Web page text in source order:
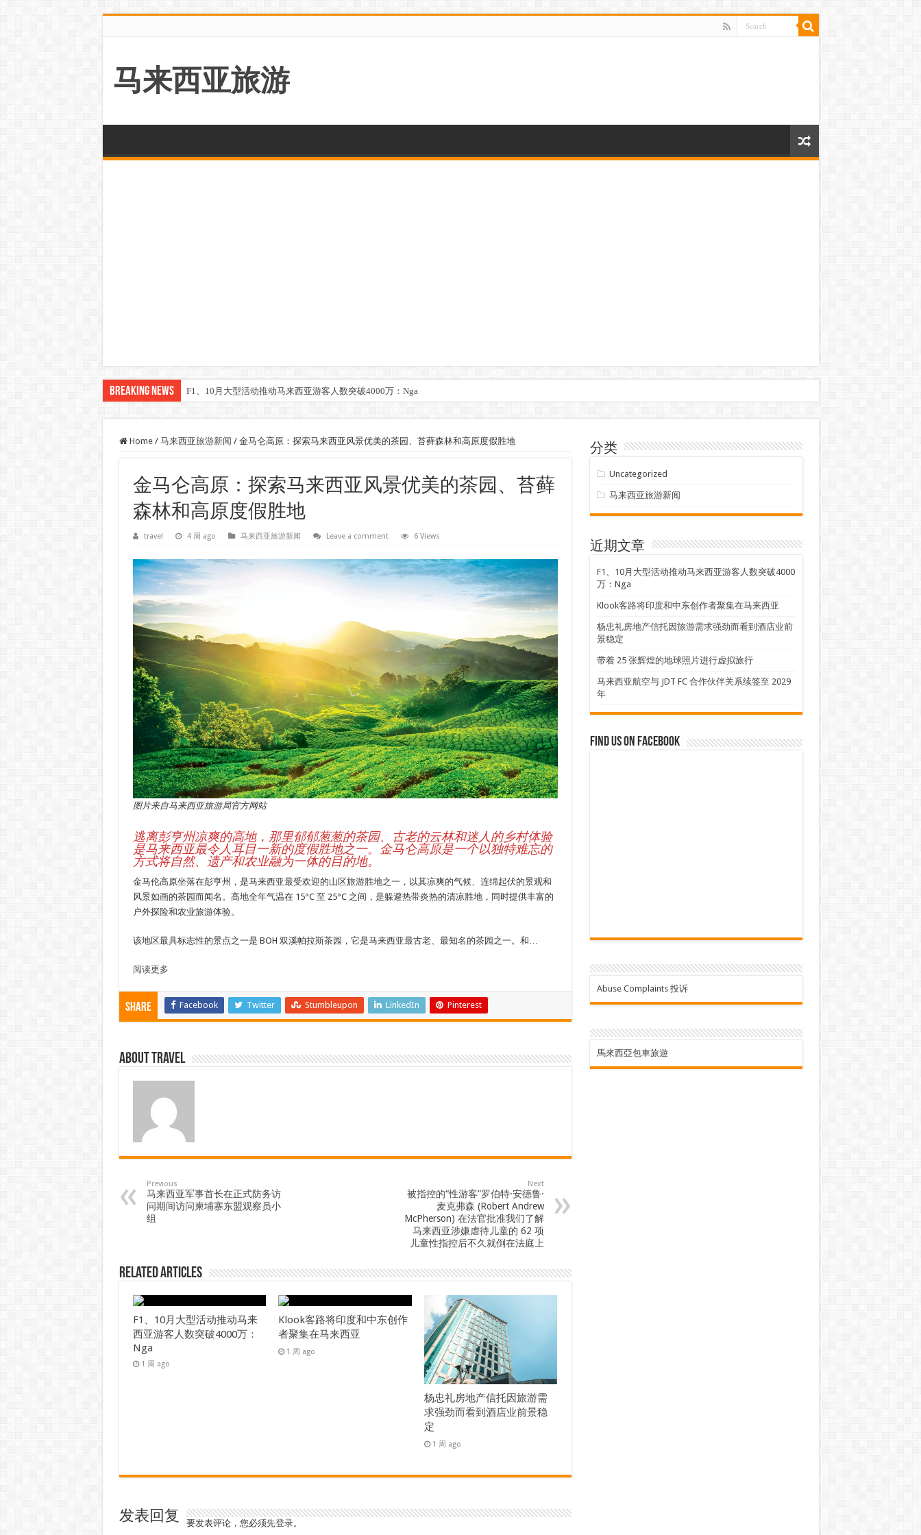
马来西亚旅游
Breaking News F1、10月大型活动推动马来西亚游客人数突破4000万：Nga
Home / 马来西亚旅游新闻 / 金马仑高原：探索马来西亚风景优美的茶园、苔藓森林和高原度假胜地
金马仑高原：探索马来西亚风景优美的茶园、苔藓
森林和高原度假胜地
travel 4 周 ago 马来西亚旅游新闻 Leave a comment 6 Views
图片来自马来西亚旅游局官方网站
逃离彭亨州凉爽的高地，那里郁郁葱葱的茶园、古老的云林和迷人的乡村体验
是马来西亚最令人耳目一新的度假胜地之一。金马仑高原是一个以独特难忘的
方式将自然、遗产和农业融为一体的目的地。
金马伦高原坐落在彭亨州，是马来西亚最受欢迎的山区旅游胜地之一，以其凉爽的气候、连绵起伏的景观和
风景如画的茶园而闻名。高地全年气温在 15°C 至 25°C 之间，是躲避热带炎热的清凉胜地，同时提供丰富的
户外探险和农业旅游体验。
该地区最具标志性的景点之一是 BOH 双溪帕拉斯茶园，它是马来西亚最古老、最知名的茶园之一。和…
阅读更多
Share Facebook Twitter Stumbleupon LinkedIn Pinterest
About travel
Previous
马来西亚军事​​首长在正式防务访
问期间访问柬埔寨东盟观察员小
组
Next
被指控的“性游客”罗伯特·安德鲁·
麦克弗森 (Robert Andrew
McPherson) 在法官批准我们了解
马来西亚涉嫌虐待儿童的 62 项
儿童性指控后不久就倒在法庭上
Related Articles
F1、10月大型活动推动马来
西亚游客人数突破4000万：
Nga
1 周 ago
Klook客路将印度和中东创作
者聚集在马来西亚
1 周 ago
杨忠礼房地产信托因旅游需
求强劲而看到酒店业前景稳
定
1 周 ago
发表回复 要发表评论，您必须先登录。
分类
Uncategorized
马来西亚旅游新闻
近期文章
F1、10月大型活动推动马来西亚游客人数突破4000
万：Nga
Klook客路将印度和中东创作者聚集在马来西亚
杨忠礼房地产信托因旅游需求强劲而看到酒店业前
景稳定
带着 25 张辉煌的地球照片进行虚拟旅行
马来西亚航空与 JDT FC 合作伙伴关系续签至 2029
年
Find us on Facebook
Abuse Complaints 投诉
馬來西亞包車旅遊